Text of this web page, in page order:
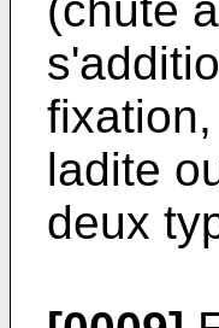
ladite
deux